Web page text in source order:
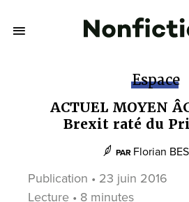
Espace
ACTUEL MOYEN
Brexit raté du
PAR Florian
Publication • 23 juin 2016
Lecture • 8 minutes